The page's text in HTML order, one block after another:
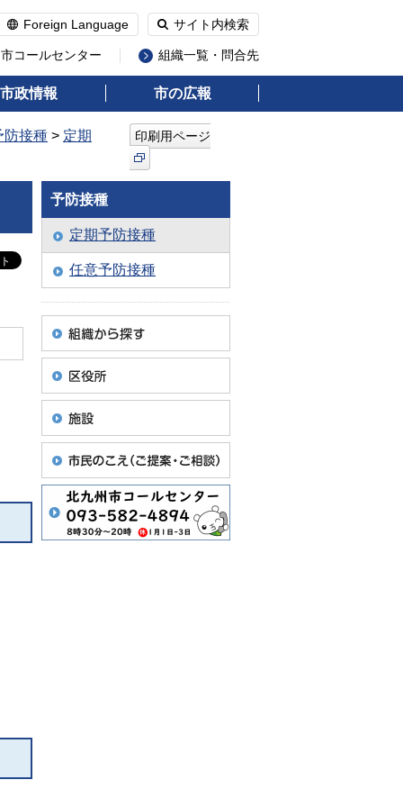
Foreign Language サイト内検索
コールセンター 組織一覧・問合先
市政情報 市の広報
防接種 > 定期 印刷用ページ
予防接種
定期予防接種
任意予防接種